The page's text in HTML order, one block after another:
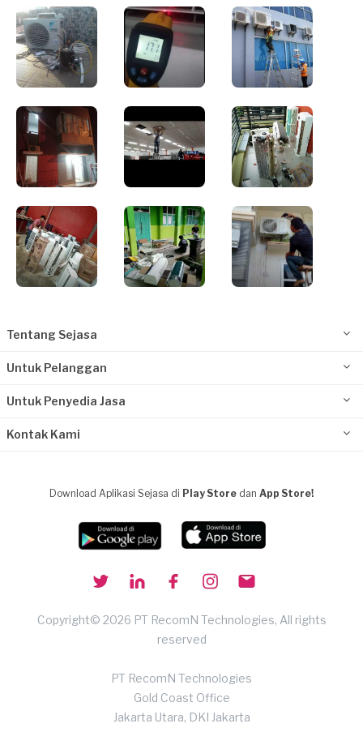
Tentang Sejasa
Untuk Pelanggan
Untuk Penyedia Jasa
Kontak Kami
Download Aplikasi Sejasa di Play Store dan App Store!
Copyright© 2026 PT RecomN Technologies, All rights
reserved
PT RecomN Technologies
Gold Coast Office
Jakarta Utara, DKI Jakarta